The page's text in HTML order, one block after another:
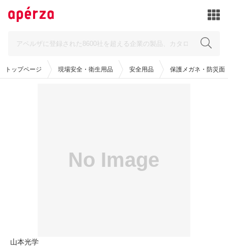
トップページ 現場安全・衛生用品 安全用品 保護メガネ・防災面
山本光学